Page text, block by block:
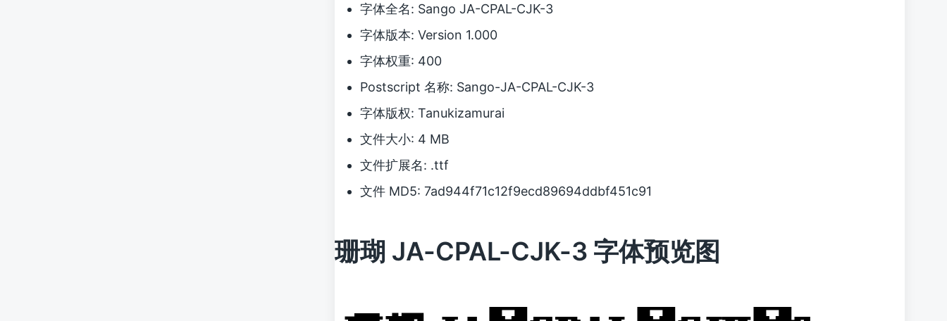
字体全名: Sango JA-CPAL-CJK-3
字体版本: Version 1.000
字体权重: 400
Postscript 名称: Sango-JA-CPAL-CJK-3
字体版权: Tanukizamurai
文件大小: 4 MB
文件扩展名: .ttf
文件 MD5: 7ad944f71c12f9ecd89694ddbf451c91
珊瑚 JA-CPAL-CJK-3 字体预览图